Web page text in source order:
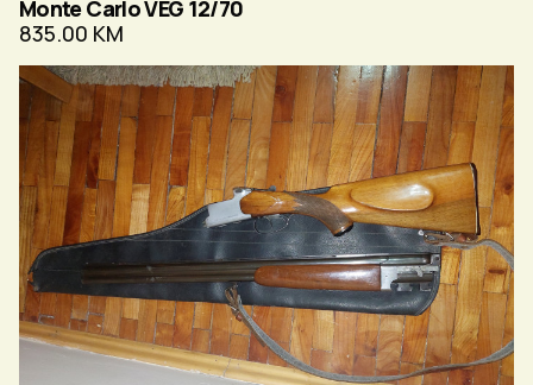
Monte Carlo VEG 12/70
835.00 KM